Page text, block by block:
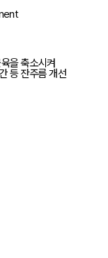
을 축소시켜
등 잔주름 개선